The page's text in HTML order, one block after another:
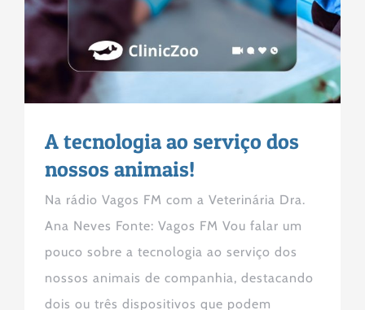
A tecnologia ao serviço dos
nossos animais!
Na rádio Vagos FM com a Veterinária Dra.
Ana Neves Fonte: Vagos FM Vou falar um
pouco sobre a tecnologia ao serviço dos
nossos animais de companhia, destacando
dois ou três dispositivos que podem